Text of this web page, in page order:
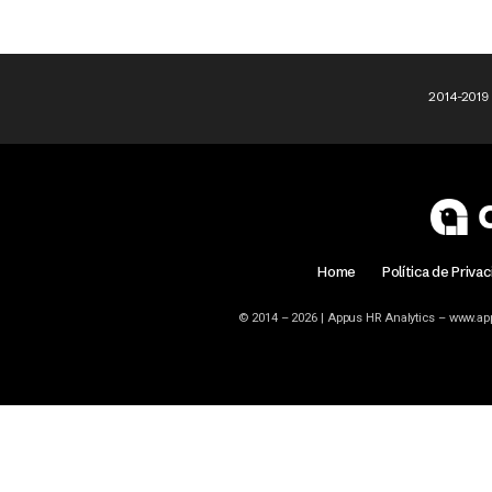
2014-
Home Política de
© 2014 – 2026 | Appus HR Analytics –